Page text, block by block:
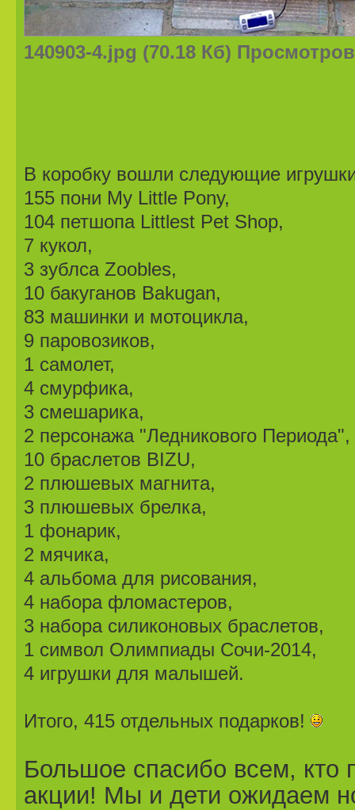
140903-4.jpg (70.18 Кб)
В коробку вошли следующие
155 пони My Little Pony,
104 петшопа Littlest Pet Shop,
7 кукол,
3 зублса Zoobles,
10 бакуганов Bakugan,
83 машинки и мотоцикла,
9 паровозиков,
1 самолет,
4 смурфика,
3 смешарика,
2 персонажа "Ледникового Периода",
10 браслетов BIZU,
2 плюшевых магнита,
3 плюшевых брелка,
1 фонарик,
2 мячика,
4 альбома для рисования,
4 набора фломастеров,
3 набора силиконовых браслетов,
1 символ Олимпиады Сочи-2014,
4 игрушки для малышей.
Итого, 415 отдельных подарков!
Большое спасибо всем, кто
акции! Мы и дети ожидаем